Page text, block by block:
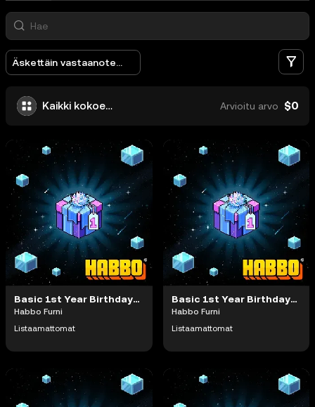
Äskettäin vastaanotettu
Kaikki kokoelmat Arvioitu arvo $0
Basic 1st Year Birthday Gift
Habbo Furni
Listaamattomat
Basic 1st Year Birthday Gift
Habbo Furni
Listaamattomat